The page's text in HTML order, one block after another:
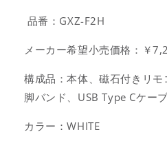
品番：GXZ-F2H
メーカー希望小売価格：￥
構成品：本体、磁石付きリ
脚バンド、USB Type Cケー
カラー：WHITE